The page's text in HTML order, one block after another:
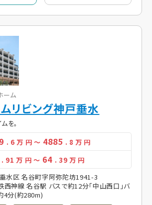
ーム
リビング神戸垂水
を。
. 6万 円～ 4885 . 8万 円
. 91万 円 ～ 64 . 39 万 円
水区 名谷町字阿弥陀坊1941-3
神線 名谷駅 バスで約12分「中山西口」バ
4分(約280m)